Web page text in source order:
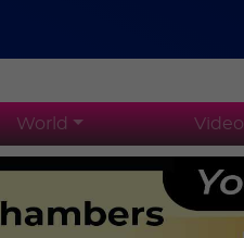
World